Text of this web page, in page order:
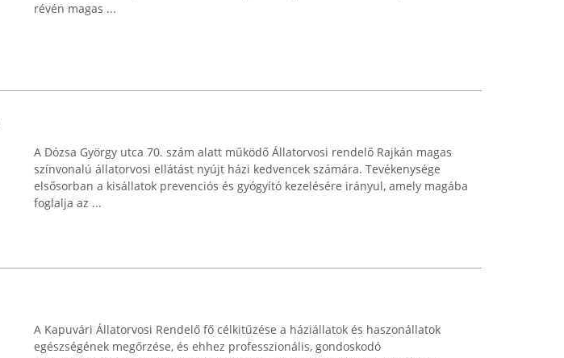
révén magas ...
A Dózsa György utca 70. szám alatt működő Állatorvosi rendelő Rajkán magas
színvonalú állatorvosi ellátást nyújt házi kedvencek számára. Tevékenysége
elsősorban a kisállatok prevenciós és gyógyító kezelésére irányul, amely magába
foglalja az ...
A Kapuvári Állatorvosi Rendelő fő célkitűzése a háziállatok és haszonállatok
egészségének megőrzése, és ehhez professzionális, gondoskodó